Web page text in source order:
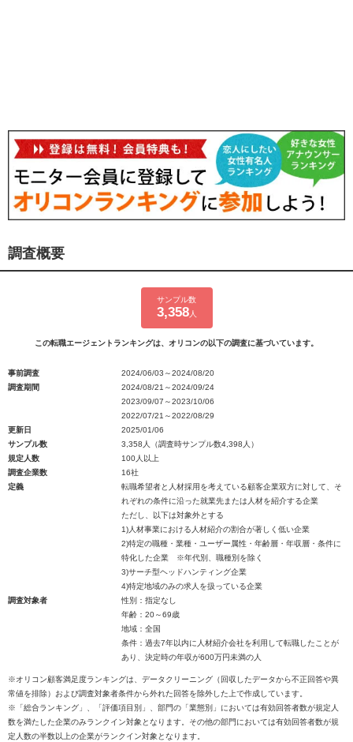
調査概要
サンプル数
3,358人
この転職エージェントランキングは、オリコンの以下の調査に基づいています。
事前調査
2024/06/03～2024/08/20
調査期間
2024/08/21～2024/09/24
2023/09/07～2023/10/06
2022/07/21～2022/08/29
更新日
2025/01/06
サンプル数
3,358人（調査時サンプル数4,398人）
規定人数
100人以上
調査企業数
16社
定義
転職希望者と人材採用を考えている顧客企業双方に対して、そ
れぞれの条件に沿った就業先または人材を紹介する企業
ただし、以下は対象外とする
1)人材事業における人材紹介の割合が著しく低い企業
2)特定の職種・業種・ユーザー属性・年齢層・年収層・条件に
特化した企業 ※年代別、職種別を除く
3)サーチ型ヘッドハンティング企業
4)特定地域のみの求人を扱っている企業
調査対象者
性別：指定なし
年齢：20～69歳
地域：全国
条件：過去7年以内に人材紹介会社を利用して転職したことが
あり、決定時の年収が600万円未満の人
※オリコン顧客満足度ランキングは、データクリーニング（回収したデータから不正回答や異
常値を排除）および調査対象者条件から外れた回答を除外した上で作成しています。
※「総合ランキング」、「評価項目別」、部門の「業態別」においては有効回答者数が規定人
数を満たした企業のみランクイン対象となります。その他の部門においては有効回答者数が規
定人数の半数以上の企業がランクイン対象となります。